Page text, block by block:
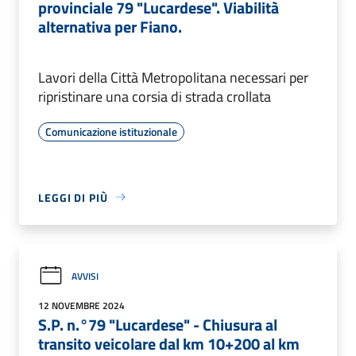
provinciale 79 "Lucardese". Viabilità
alternativa per Fiano.
Lavori della Città Metropolitana necessari per
ripristinare una corsia di strada crollata
Comunicazione istituzionale
LEGGI DI PIÙ
AVVISI
12 NOVEMBRE 2024
S.P. n.°79 "Lucardese" - Chiusura al
transito veicolare dal km 10+200 al km